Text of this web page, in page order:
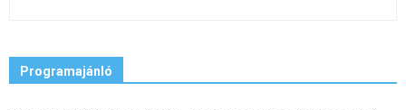
Programajánló